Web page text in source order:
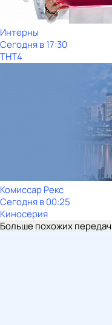
Интерны
Сегодня в 17:30
ТНТ4
Комиссар Рекс
Сегодня в 00:25
Киносерия
Больше похожих передач